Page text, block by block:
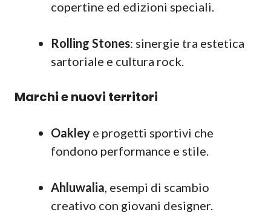
copertine ed edizioni speciali.
Rolling Stones: sinergie tra estetica
sartoriale e cultura rock.
Marchi e nuovi territori
Oakley e progetti sportivi che
fondono performance e stile.
Ahluwalia, esempi di scambio
creativo con giovani designer.